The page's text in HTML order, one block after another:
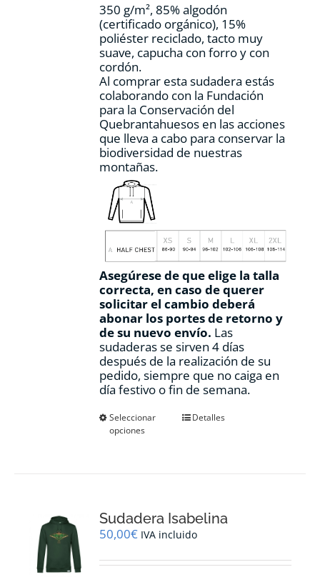
página
de
producto
350 g/m², 85% algodón
(certificado orgánico), 15%
poliéster reciclado, tacto muy
suave, capucha con forro y con
cordón.
Al comprar esta sudadera estás
colaborando con la Fundación
para la Conservación del
Quebrantahuesos en las acciones
que lleva a cabo para conservar la
biodiversidad de nuestras
montañas.
Asegúrese de que elige la talla
correcta, en caso de querer
solicitar el cambio deberá
abonar los portes de retorno y
de su nuevo envío. Las
sudaderas se sirven 4 días
después de la realización de su
pedido, siempre que no caiga en
día festivo o fin de semana.
Seleccionar
opciones
Este
se
pueden
en
Detalles
Sudadera Isabelina
50,00€ IVA incluido